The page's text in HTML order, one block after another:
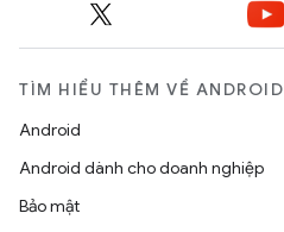
TÌM HIỂU THÊM VỀ ANDROID
Android
Android dành cho doanh nghiệp
Bảo mật